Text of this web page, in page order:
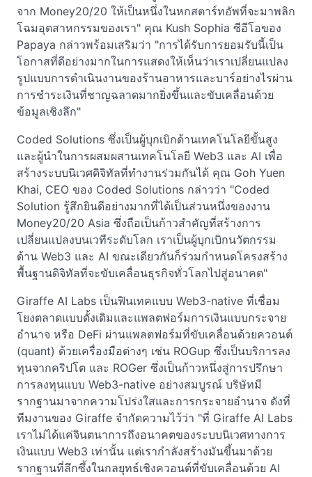
จาก Money20/20 ให้เป็นหนึ่งในหกสตาร์ทอัพที่จะมาพลิก
โฉมอุตสาหกรรมของเรา" คุณ Kush Sophia ซีอีโอของ
Papaya กล่าวพร้อมเสริมว่า "การได้รับการยอมรับนี้เป็น
โอกาสที่ดีอย่างมากในการแสดงให้เห็นว่าเราเปลี่ยนแปลง
รูปแบบการดำเนินงานของร้านอาหารและบาร์อย่างไรผ่าน
การชำระเงินที่ชาญฉลาดมากยิ่งขึ้นและขับเคลื่อนด้วย
ข้อมูลเชิงลึก"
Coded Solutions ซึ่งเป็นผู้บุกเบิกด้านเทคโนโลยีขั้นสูง
และผู้นำในการผสมผสานเทคโนโลยี Web3 และ AI เพื่อ
สร้างระบบนิเวศดิจิทัลที่ทำงานร่วมกันได้ คุณ Goh Yuen
Khai, CEO ของ Coded Solutions กล่าวว่า "Coded
Solution รู้สึกยินดีอย่างมากที่ได้เป็นส่วนหนึ่งของงาน
Money20/20 Asia ซึ่งถือเป็นก้าวสำคัญที่สร้างการ
เปลี่ยนแปลงบนเวทีระดับโลก เราเป็นผู้บุกเบิกนวัตกรรม
ด้าน Web3 และ AI ขณะเดียวกันก็ร่วมกำหนดโครงสร้าง
พื้นฐานดิจิทัลที่จะขับเคลื่อนธุรกิจทั่วโลกไปสู่อนาคต"
Giraffe AI Labs เป็นฟินเทคแบบ Web3-native ที่เชื่อม
โยงตลาดแบบดั้งเดิมและแพลตฟอร์มการเงินแบบกระจาย
อำนาจ หรือ DeFi ผ่านแพลตฟอร์มที่ขับเคลื่อนด้วยควอนต์
(quant) ด้วยเครื่องมือต่างๆ เช่น ROGup ซึ่งเป็นบริการลง
ทุนจากคริปโต และ ROGer ซึ่งเป็นก้าวหนึ่งสู่การปรึกษา
การลงทุนแบบ Web3-native อย่างสมบูรณ์ บริษัทมี
รากฐานมาจากความโปร่งใสและการกระจายอำนาจ ดังที่
ทีมงานของ Giraffe จำกัดความไว้ว่า "ที่ Giraffe AI Labs
เราไม่ได้แค่จินตนาการถึงอนาคตของระบบนิเวศทางการ
เงินแบบ Web3 เท่านั้น แต่เรากำลังสร้างมันขึ้นมาด้วย
รากฐานที่ลึกซึ้งในกลยุทธ์เชิงควอนต์ที่ขับเคลื่อนด้วย AI